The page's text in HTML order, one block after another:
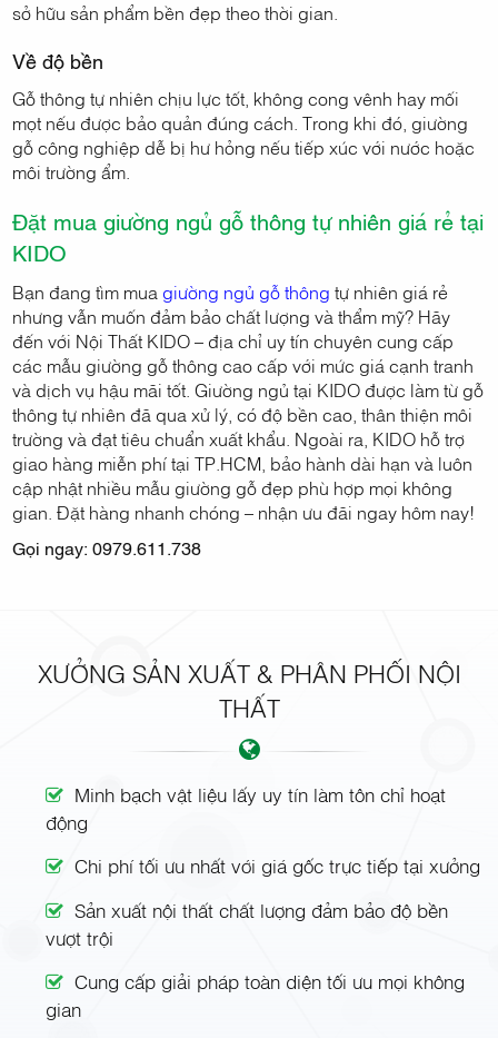
sở hữu sản phẩm bền đẹp theo thời gian.
Về độ bền
Gỗ thông tự nhiên chịu lực tốt, không cong vênh hay mối
mọt nếu được bảo quản đúng cách. Trong khi đó, giường
gỗ công nghiệp dễ bị hư hỏng nếu tiếp xúc với nước hoặc
môi trường ẩm.
Đặt mua giường ngủ gỗ thông tự nhiên giá rẻ tại
KIDO
Bạn đang tìm mua giường ngủ gỗ thông tự nhiên giá rẻ
nhưng vẫn muốn đảm bảo chất lượng và thẩm mỹ? Hãy
đến với Nội Thất KIDO – địa chỉ uy tín chuyên cung cấp
các mẫu giường gỗ thông cao cấp với mức giá cạnh tranh
và dịch vụ hậu mãi tốt. Giường ngủ tại KIDO được làm từ gỗ
thông tự nhiên đã qua xử lý, có độ bền cao, thân thiện môi
trường và đạt tiêu chuẩn xuất khẩu. Ngoài ra, KIDO hỗ trợ
giao hàng miễn phí tại TP.HCM, bảo hành dài hạn và luôn
cập nhật nhiều mẫu giường gỗ đẹp phù hợp mọi không
gian. Đặt hàng nhanh chóng – nhận ưu đãi ngay hôm nay!
Gọi ngay: 0979.611.738
XƯỞNG SẢN XUẤT & PHÂN PHỐI NỘI
THẤT
Minh bạch vật liệu lấy uy tín làm tôn chỉ hoạt
động
Chi phí tối ưu nhất với giá gốc trực tiếp tại xưởng
Sản xuất nội thất chất lượng đảm bảo độ bền
vượt trội
Cung cấp giải pháp toàn diện tối ưu mọi không
gian